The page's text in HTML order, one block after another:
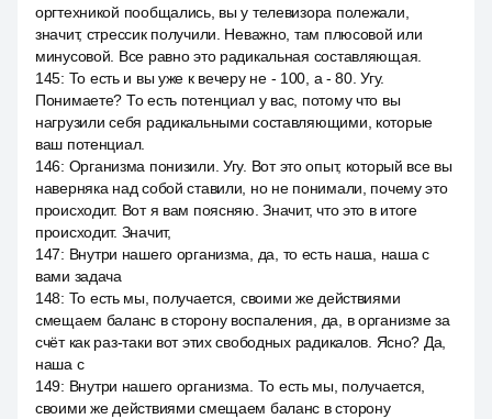
оргтехникой пообщались, вы у телевизора полежали,
значит, стрессик получили. Неважно, там плюсовой или
минусовой. Все равно это радикальная составляющая.
145: То есть и вы уже к вечеру не - 100, а - 80. Угу.
Понимаете? То есть потенциал у вас, потому что вы
нагрузили себя радикальными составляющими, которые
ваш потенциал.
146: Организма понизили. Угу. Вот это опыт, который все вы
наверняка над собой ставили, но не понимали, почему это
происходит. Вот я вам поясняю. Значит, что это в итоге
происходит. Значит,
147: Внутри нашего организма, да, то есть наша, наша с
вами задача
148: То есть мы, получается, своими же действиями
смещаем баланс в сторону воспаления, да, в организме за
счёт как раз-таки вот этих свободных радикалов. Ясно? Да,
наша с
149: Внутри нашего организма. То есть мы, получается,
своими же действиями смещаем баланс в сторону